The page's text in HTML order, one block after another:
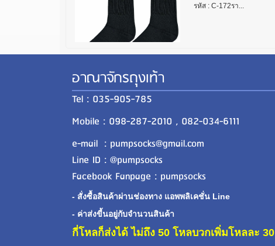
รหัส : C-172รา...
อาณาจักรถุงเท้า
Tel : 035-905-785
Mobile : 098-287-2010 , 082-034-6111
e-mail : pumpsocks@gmail.com
Line ID : @pumpsocks
Facebook Fanpage : pumpsocks
- สั่งซื้อสินค้าผ่านช่องทาง แอพพลิเคชั่น Line
- ค่าส่งขี้นอยู่กับจำนวนสินค้า
กี่โหลก็ส่งได้ ไม่ถึง 50 โหลบวกเพิ่มโหลละ